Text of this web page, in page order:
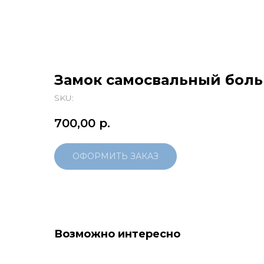
Замок самосвальный
SKU:
700,00 р.
ОФОРМИТЬ ЗАКАЗ
Возможно интересно